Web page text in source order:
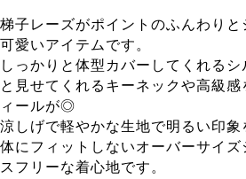
梯子レーズがポイントのふんわりと
可愛いアイテムです。
しっかりと体型カバーしてくれるシ
と見せてくれるキーネックや高級
ィールが◎
涼しげで軽やかな生地で明るい印象
体にフィットしないオーバーサイズ
スフリーな着心地です。